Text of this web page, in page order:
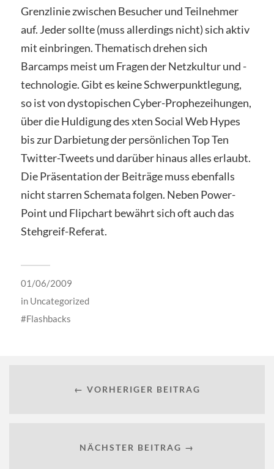
Grenzlinie zwischen Besucher und Teilnehmer
auf. Jeder sollte (muss allerdings nicht) sich aktiv
mit einbringen. Thematisch drehen sich
Barcamps meist um Fragen der Netzkultur und -
technologie. Gibt es keine Schwerpunktlegung,
so ist von dystopischen Cyber-Prophezeihungen,
über die Huldigung des xten Social Web Hypes
bis zur Darbietung der persönlichen Top Ten
Twitter-Tweets und darüber hinaus alles erlaubt.
Die Präsentation der Beiträge muss ebenfalls
nicht starren Schemata folgen. Neben Power-
Point und Flipchart bewährt sich oft auch das
Stehgreif-Referat.
01/06/2009
in Uncategorized
Flashbacks
← VORHERIGER BEITRAG
NÄCHSTER BEITRAG →